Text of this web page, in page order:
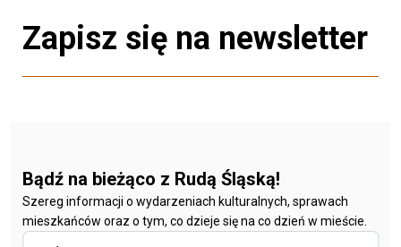
Zapisz się na newsletter
Bądź na bieżąco z Rudą Śląską!
Szereg informacji o wydarzeniach kulturalnych, sprawach
mieszkańców oraz o tym, co dzieje się na co dzień w mieście.